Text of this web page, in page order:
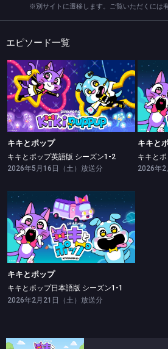
(C) [2026] The Pinkfong Company, Inc. All Rights
※別サイトに遷移します。ご覧いただくには
エピソード一覧
キキとポップ
キキとポップ英語版 シーズン1-2
キキとポップ
キキとポップ英語版 シーズン1-2
2026年5月16日（土）放送分
キ
キキと
キキと
2026年2
キキとポップ
キキとポップ日本語版 シーズン1-1
キキとポップ
キキとポップ日本語版 シーズン1-1
2026年2月21日（土）放送分